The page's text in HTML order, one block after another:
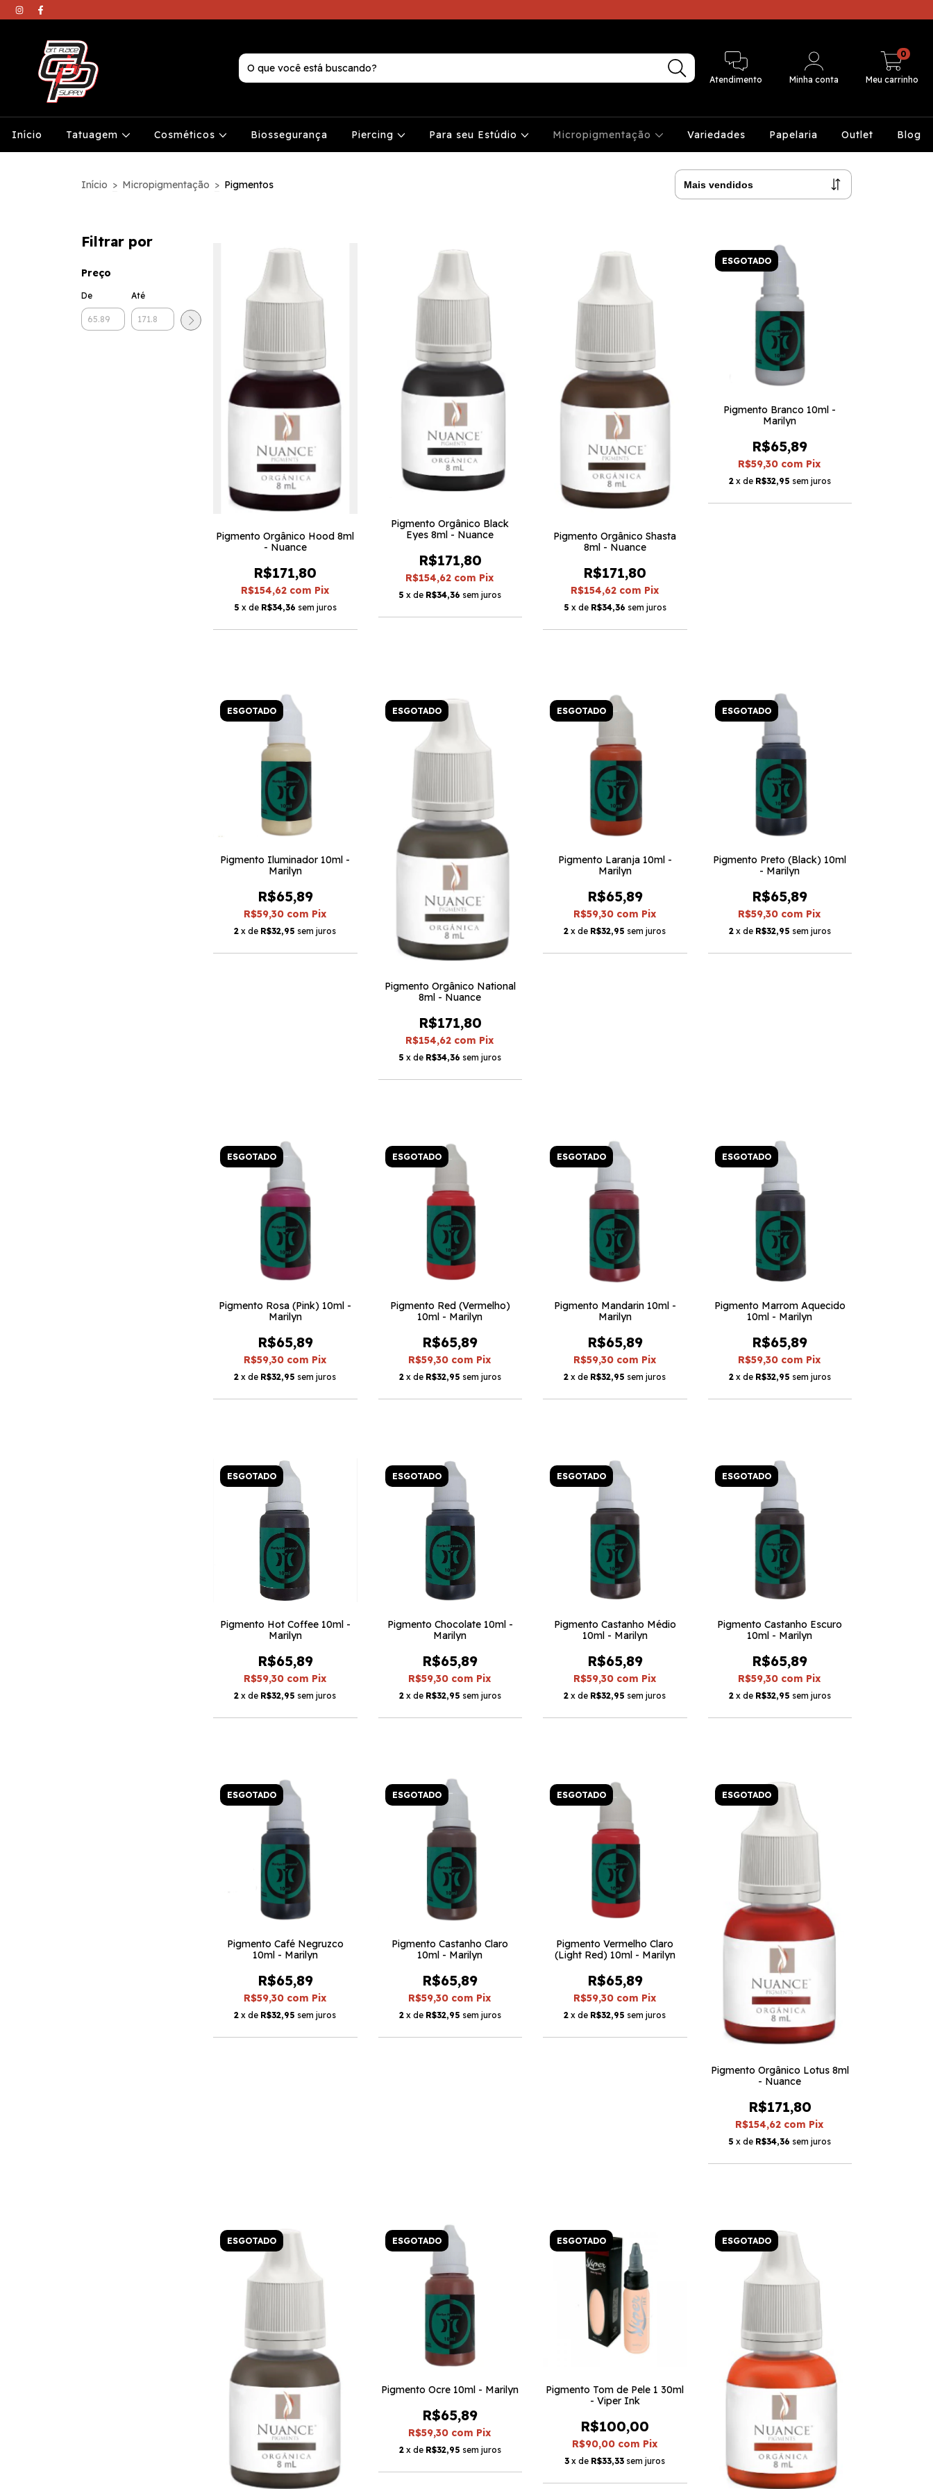
Atendimento Minha conta Meu carrinho
0
Início Tatuagem Cosméticos Biossegurança Piercing Para seu Estúdio Micropigmentação Variedades Papelaria Outlet Blog
Início > Micropigmentação > Pigmentos
Filtrar por
Preço
De Até
Pigmento Orgânico Hood 8ml
- Nuance
R$171,80
R$154,62 com Pix
5 x de R$34,36 sem juros
Pigmento Orgânico Black
Eyes 8ml - Nuance
R$171,80
R$154,62 com Pix
5 x de R$34,36 sem juros
Pigmento Orgânico Shasta
8ml - Nuance
R$171,80
R$154,62 com Pix
5 x de R$34,36 sem juros
ESGOTADO
Pigmento Branco 10ml -
Marilyn
R$65,89
R$59,30 com Pix
2 x de R$32,95 sem juros
ESGOTADO
Pigmento Iluminador 10ml -
Marilyn
R$65,89
R$59,30 com Pix
2 x de R$32,95 sem juros
ESGOTADO
Pigmento Orgânico National
8ml - Nuance
R$171,80
R$154,62 com Pix
5 x de R$34,36 sem juros
ESGOTADO
Pigmento Laranja 10ml -
Marilyn
R$65,89
R$59,30 com Pix
2 x de R$32,95 sem juros
ESGOTADO
Pigmento Preto (Black) 10ml
- Marilyn
R$65,89
R$59,30 com Pix
2 x de R$32,95 sem juros
ESGOTADO
Pigmento Rosa (Pink) 10ml -
Marilyn
R$65,89
R$59,30 com Pix
2 x de R$32,95 sem juros
ESGOTADO
Pigmento Red (Vermelho)
10ml - Marilyn
R$65,89
R$59,30 com Pix
2 x de R$32,95 sem juros
ESGOTADO
Pigmento Mandarin 10ml -
Marilyn
R$65,89
R$59,30 com Pix
2 x de R$32,95 sem juros
ESGOTADO
Pigmento Marrom Aquecido
10ml - Marilyn
R$65,89
R$59,30 com Pix
2 x de R$32,95 sem juros
ESGOTADO
Pigmento Hot Coffee 10ml -
Marilyn
R$65,89
R$59,30 com Pix
2 x de R$32,95 sem juros
ESGOTADO
Pigmento Chocolate 10ml -
Marilyn
R$65,89
R$59,30 com Pix
2 x de R$32,95 sem juros
ESGOTADO
Pigmento Castanho Médio
10ml - Marilyn
R$65,89
R$59,30 com Pix
2 x de R$32,95 sem juros
ESGOTADO
Pigmento Castanho Escuro
10ml - Marilyn
R$65,89
R$59,30 com Pix
2 x de R$32,95 sem juros
ESGOTADO
Pigmento Café Negruzco
10ml - Marilyn
R$65,89
R$59,30 com Pix
2 x de R$32,95 sem juros
ESGOTADO
Pigmento Castanho Claro
10ml - Marilyn
R$65,89
R$59,30 com Pix
2 x de R$32,95 sem juros
ESGOTADO
Pigmento Vermelho Claro
(Light Red) 10ml - Marilyn
R$65,89
R$59,30 com Pix
2 x de R$32,95 sem juros
ESGOTADO
Pigmento Orgânico Lotus 8ml
- Nuance
R$171,80
R$154,62 com Pix
5 x de R$34,36 sem juros
ESGOTADO ESGOTADO
Pigmento Ocre 10ml - Marilyn
R$65,89
R$59,30 com Pix
2 x de R$32,95 sem juros
ESGOTADO
Pigmento Tom de Pele 1 30ml
- Viper Ink
R$100,00
R$90,00 com Pix
3 x de R$33,33 sem juros
ESGOTADO